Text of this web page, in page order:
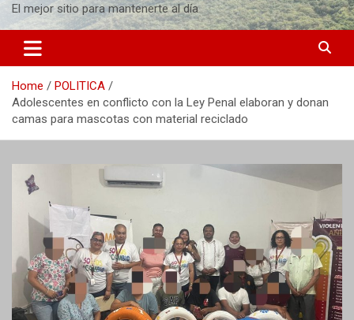
El mejor sitio para mantenerte al día
Home
POLITICA
Adolescentes en conflicto con la Ley Penal elaboran y donan
camas para mascotas con material reciclado